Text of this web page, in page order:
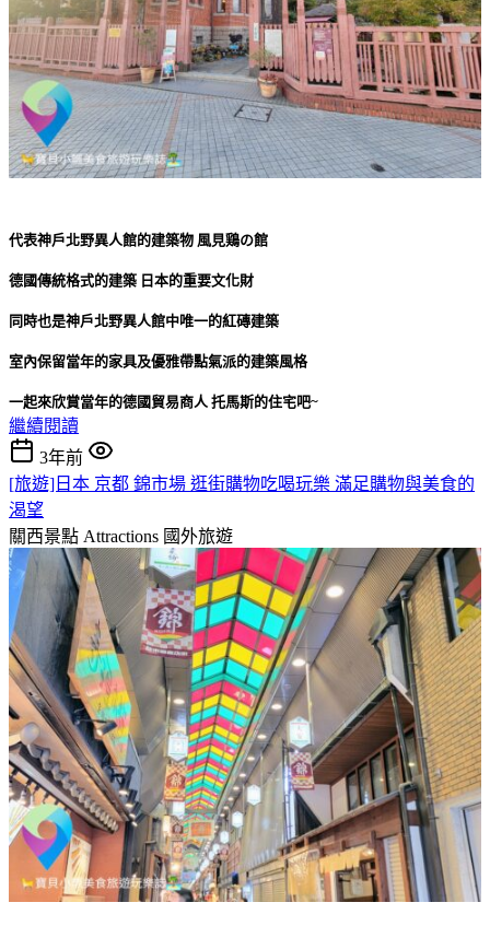
代表神戶北野異人館的建築物 風見鶏の館
德國傳統格式的建築 日本的重要文化財
同時也是神戶北野異人館中唯一的紅磚建築
室內保留當年的家具及優雅帶點氣派的建築風格
一起來欣賞當年的德國貿易商人 托馬斯的住宅吧~
繼續閱讀
3年前
[旅遊]日本 京都 錦市場 逛街購物吃喝玩樂 滿足購物與美食的
渴望
關西景點 Attractions 國外旅遊